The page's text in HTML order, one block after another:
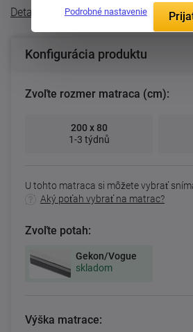
Detailný popis
Konfigurácia produktu
Zvoľte rozmer matraca (cm):
200 x 80
1-3 týdnů
U tohto matraca si môžete vybrať
Aký poťah vybrať na matrac?
Zvoľte potah:
Gekon/Vogue
skladom
Výška matrace:
Podrobné nastavenie